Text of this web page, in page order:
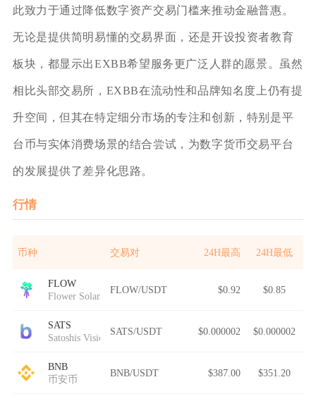
此致力于通过降低数字资产交易门槛来推动金融普惠。
无论是提供简明易懂的交易界面，还是开设投资者教育
板块，都显示出EXBB希望服务更广泛人群的愿景。虽然
相比头部交易所，EXBB在流动性和品牌知名度上仍有提
升空间，但其在特定细分市场的专注和创新，特别是平
台币与实体消费场景的结合尝试，为数字货币交易平台
的发展提供了差异化思路。
行情
币种 交易对 24H最高 24H最低
FLOW
Flower Solana
FLOW/USDT $0.92 $0.85
SATS
Satoshis Vision
SATS/USDT $0.000002 $0.000002
BNB
币安币
BNB/USDT $387.00 $351.20